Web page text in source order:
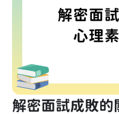
解密面試成敗的